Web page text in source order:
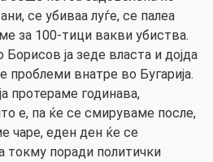
се убиваа луѓе, се палеа
за 100-тици вакви убиства.
Борисов ја зеде власта и дојда
проблеми внатре во Бугарија.
протераме годинава,
е, па ќе се смируваме после,
чаре, еден ден ќе се
токму поради политички